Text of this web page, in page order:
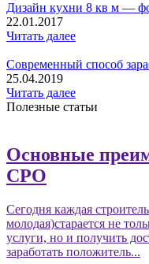
Дизайн кухни 8 кв м —
22.01.2017
Читать далее
Современный способ
25.04.2019
Читать далее
Полезные статьи
Основные
СРО
Сегодня каждая
молодая)старается не
услуги, но и получить
заработать положитель...